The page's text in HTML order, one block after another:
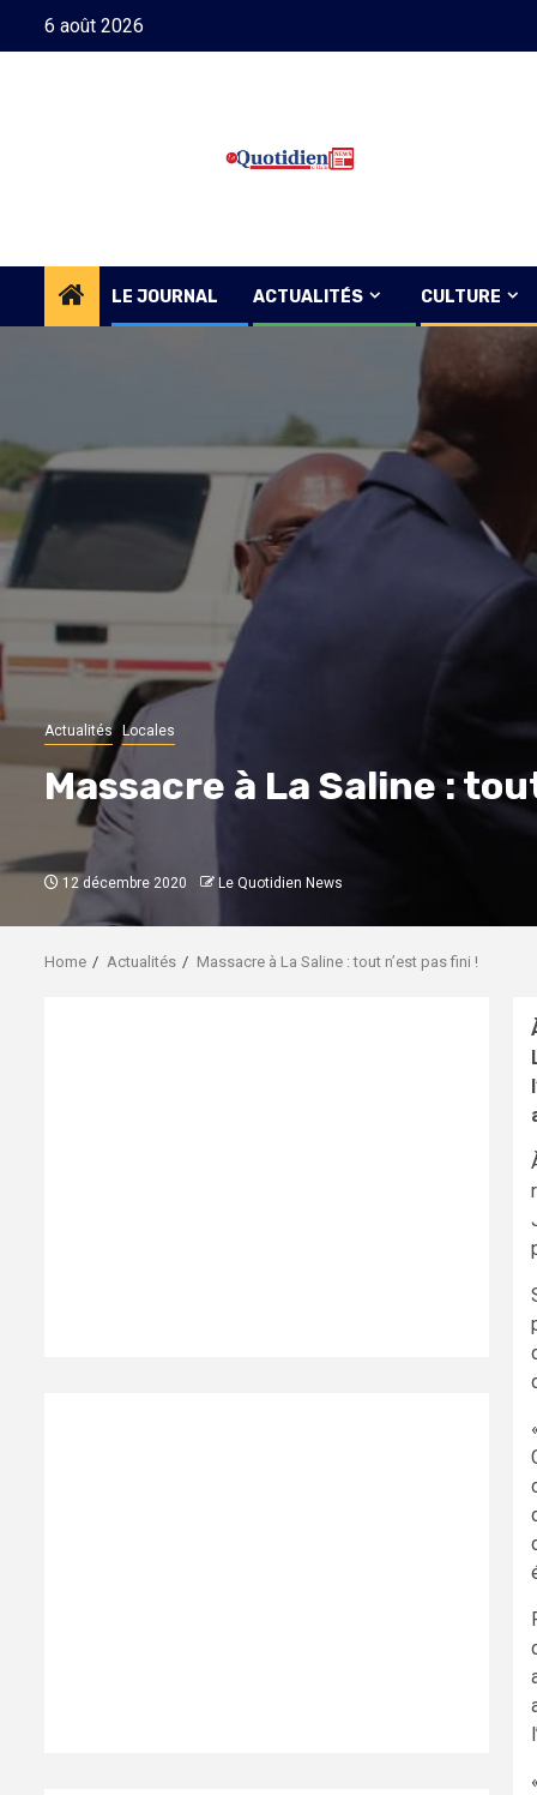
6 août 2026
LE JOURNAL ACTUALITÉS CULTURE
Actualités Locales
Massacre à La Saline :
12 décembre 2020 Le Quotidien News
Home Actualités Massacre à La Saline : tout n’est pas fini !